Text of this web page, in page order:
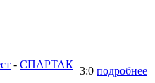
- СПАРТАК
3:0 подробнее